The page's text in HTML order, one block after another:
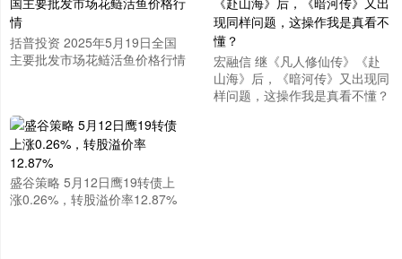
括普投资 2025年5月19日全国
主要批发市场花鲢活鱼价格行情
宏融信 继《凡人修仙传》《赴
山海》后，《暗河传》又出现同
样问题，这操作我是真看不懂？
盛谷策略 5月12日鹰19转债上
涨0.26%，转股溢价率12.87%